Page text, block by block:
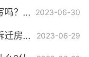
注册公司注册资本金是随便写吗？注册资金是否需要实缴？_环球热议 2023-06-30
拆迁房算夫妻共同财产吗？拆迁房过户新规有哪些内容？ 2023-06-29